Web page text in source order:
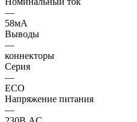
—
58мА
Выводы
—
коннекторы
Серия
—
ECO
Напряжение питания
—